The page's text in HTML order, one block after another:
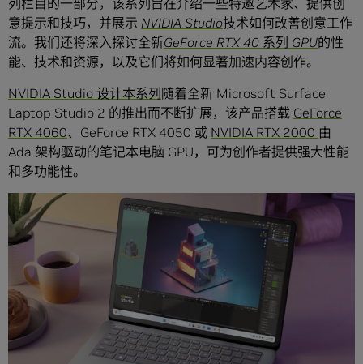
意提示和技巧，并展示 NVIDIA Studio技术如何改善创意工作
流。我们还将深入探讨全新GeForce RTX 40 系列 GPU的性
能、技术和资源，以及它们将如何显著加速内容创作。
NVIDIA Studio 设计本系列随着全新 Microsoft Surface
Laptop Studio 2 的推出而不断扩展，该产品搭载 GeForce
RTX 4060、GeForce RTX 4050 或 NVIDIA RTX 2000 由
Ada 架构驱动的笔记本电脑 GPU，可为创作者提供强大性能
和多功能性。